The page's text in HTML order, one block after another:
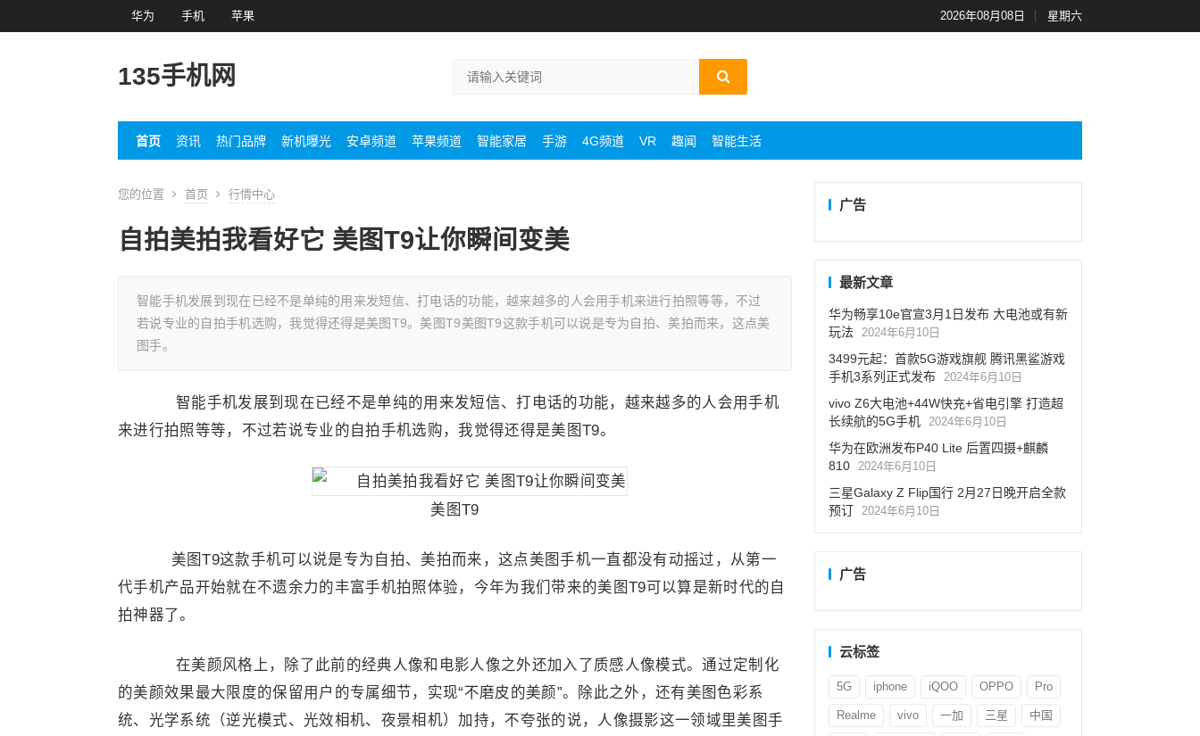
华为 手机 苹果 2026年08月08日 星期六
135手机网
首页 资讯 热门品牌 新机曝光 安卓频道 苹果频道 智能家居 手游 4G频道 VR 趣闻 智能生活
您的位置 首页 行情中心
自拍美拍我看好它 美图T9让你瞬间变美
智能手机发展到现在已经不是单纯的用来发短信、打电话的功能，越来越多的人会用手机来进行拍照等等，不过
若说专业的自拍手机选购，我觉得还得是美图T9。美图T9美图T9这款手机可以说是专为自拍、美拍而来，这点美
图手。
智能手机发展到现在已经不是单纯的用来发短信、打电话的功能，越来越多的人会用手机
来进行拍照等等，不过若说专业的自拍手机选购，我觉得还得是美图T9。
美图T9
美图T9这款手机可以说是专为自拍、美拍而来，这点美图手机一直都没有动摇过，从第一
代手机产品开始就在不遗余力的丰富手机拍照体验，今年为我们带来的美图T9可以算是新时代的自
拍神器了。
在美颜风格上，除了此前的经典人像和电影人像之外还加入了质感人像模式。通过定制化
的美颜效果最大限度的保留用户的专属细节，实现“不磨皮的美颜”。除此之外，还有美图色彩系
统、光学系统（逆光模式、光效相机、夜景相机）加持，不夸张的说，人像摄影这一领域里美图手
广告
最新文章
华为畅享10e官宣3月1日发布 大电池或有新
玩法 2024年6月10日
3499元起：首款5G游戏旗舰 腾讯黑鲨游戏
手机3系列正式发布 2024年6月10日
vivo Z6大电池+44W快充+省电引擎 打造超
长续航的5G手机 2024年6月10日
华为在欧洲发布P40 Lite 后置四摄+麒麟
810 2024年6月10日
三星Galaxy Z Flip国行 2月27日晚开启全款
预订 2024年6月10日
广告
云标签
5G iphone iQOO OPPO Pro
Realme vivo 一加 三星 中国